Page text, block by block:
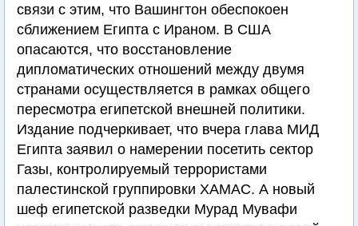
связи с этим, что Вашингтон обеспокоен
сближением Египта с Ираном. В США
опасаются, что восстановление
дипломатических отношений между двумя
странами осуществляется в рамках общего
пересмотра египетской внешней политики.
Издание подчеркивает, что вчера глава МИД
Египта заявил о намерении посетить сектор
Газы, контролируемый террористами
палестинской группировки ХАМАС. А новый
шеф египетской разведки Мурад Мувафи